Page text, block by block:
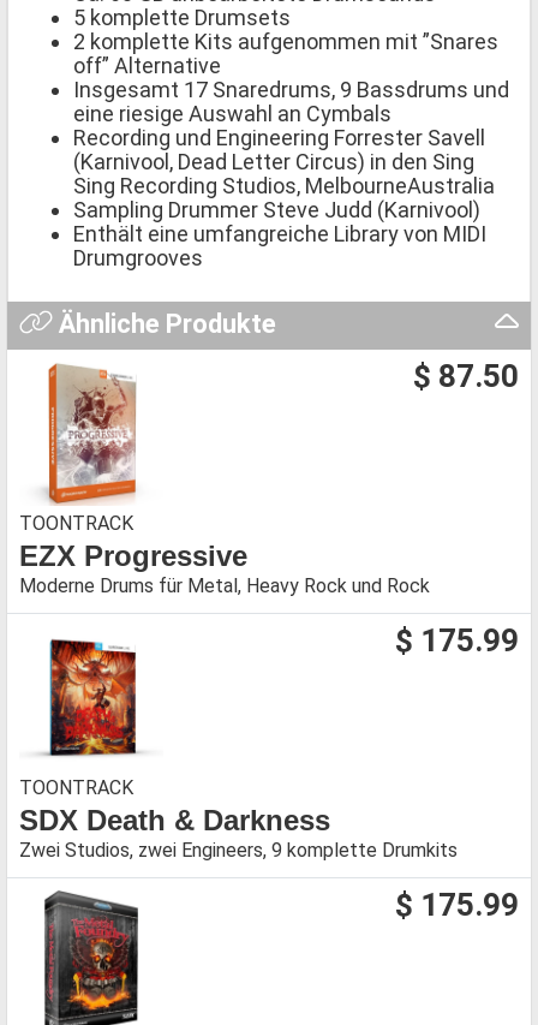
5 komplette Drumsets
2 komplette Kits aufgenommen mit ”Snares
off” Alternative
Insgesamt 17 Snaredrums, 9 Bassdrums und
eine riesige Auswahl an Cymbals
Recording und Engineering Forrester Savell
(Karnivool, Dead Letter Circus) in den Sing
Sing Recording Studios, MelbourneAustralia
Sampling Drummer Steve Judd (Karnivool)
Enthält eine umfangreiche Library von MIDI
Drumgrooves
Ähnliche Produkte
$ 87.50
TOONTRACK
EZX Progressive
Moderne Drums für Metal, Heavy Rock und Rock
$ 175.99
TOONTRACK
SDX Death & Darkness
Zwei Studios, zwei Engineers, 9 komplette Drumkits
$ 175.99